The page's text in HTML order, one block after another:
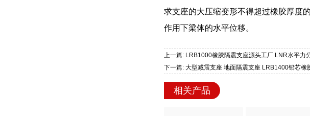
求支座的大压缩变形不得超过橡胶厚度
作用下梁体的水平位移。
上一篇: LRB1000橡胶隔震支座源头工厂 LNR水平力
下一篇: 大型减震支座 地面隔震支座 LRB1400铅芯橡
相关产品